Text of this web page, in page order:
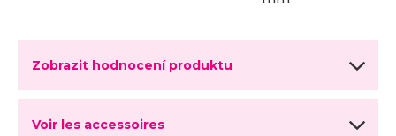
Zobrazit hodnocení produktu
Voir les accessoires